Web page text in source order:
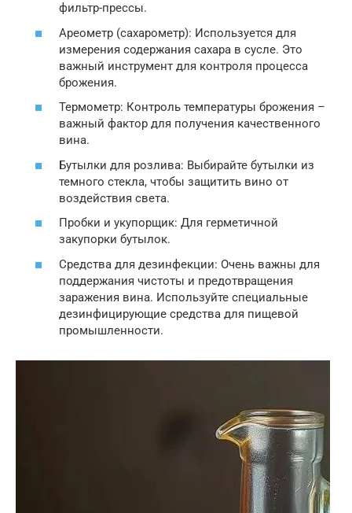
фильтр-прессы.
Ареометр (сахарометр): Используется для
измерения содержания сахара в сусле. Это
важный инструмент для контроля процесса
брожения.
Термометр: Контроль температуры брожения –
важный фактор для получения качественного
вина.
Бутылки для розлива: Выбирайте бутылки из
темного стекла, чтобы защитить вино от
воздействия света.
Пробки и укупорщик: Для герметичной
закупорки бутылок.
Средства для дезинфекции: Очень важны для
поддержания чистоты и предотвращения
заражения вина. Используйте специальные
дезинфицирующие средства для пищевой
промышленности.